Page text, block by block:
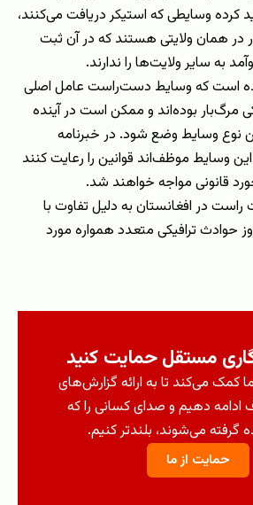
کرده وسایطی که استیکر دریافت می‌کنند،
در همان ولایتی هستند که در آن ثبت
به سایر ولایت‌ها را ندارند.
است که وسایط دست‌راست عامل اصلی
مرگ‌بار بوده‌اند و ممکن است در آینده
نوع وسایط وضع شود. در خبرنامه
وسایط موظف‌اند قوانین را رعایت کنند
قانونی مواجه خواهند شد.
در افغانستان به دلیل تفاوت با
حوادث ترافیکی متعدد همواره مورد
مستقل حمایت کنید
کمک می‌کند تا به ارائه گزارش‌های
دهیم و صدای کسانی را که
گرفته می‌شوند، بلندتر کنیم.
حمایت از ما